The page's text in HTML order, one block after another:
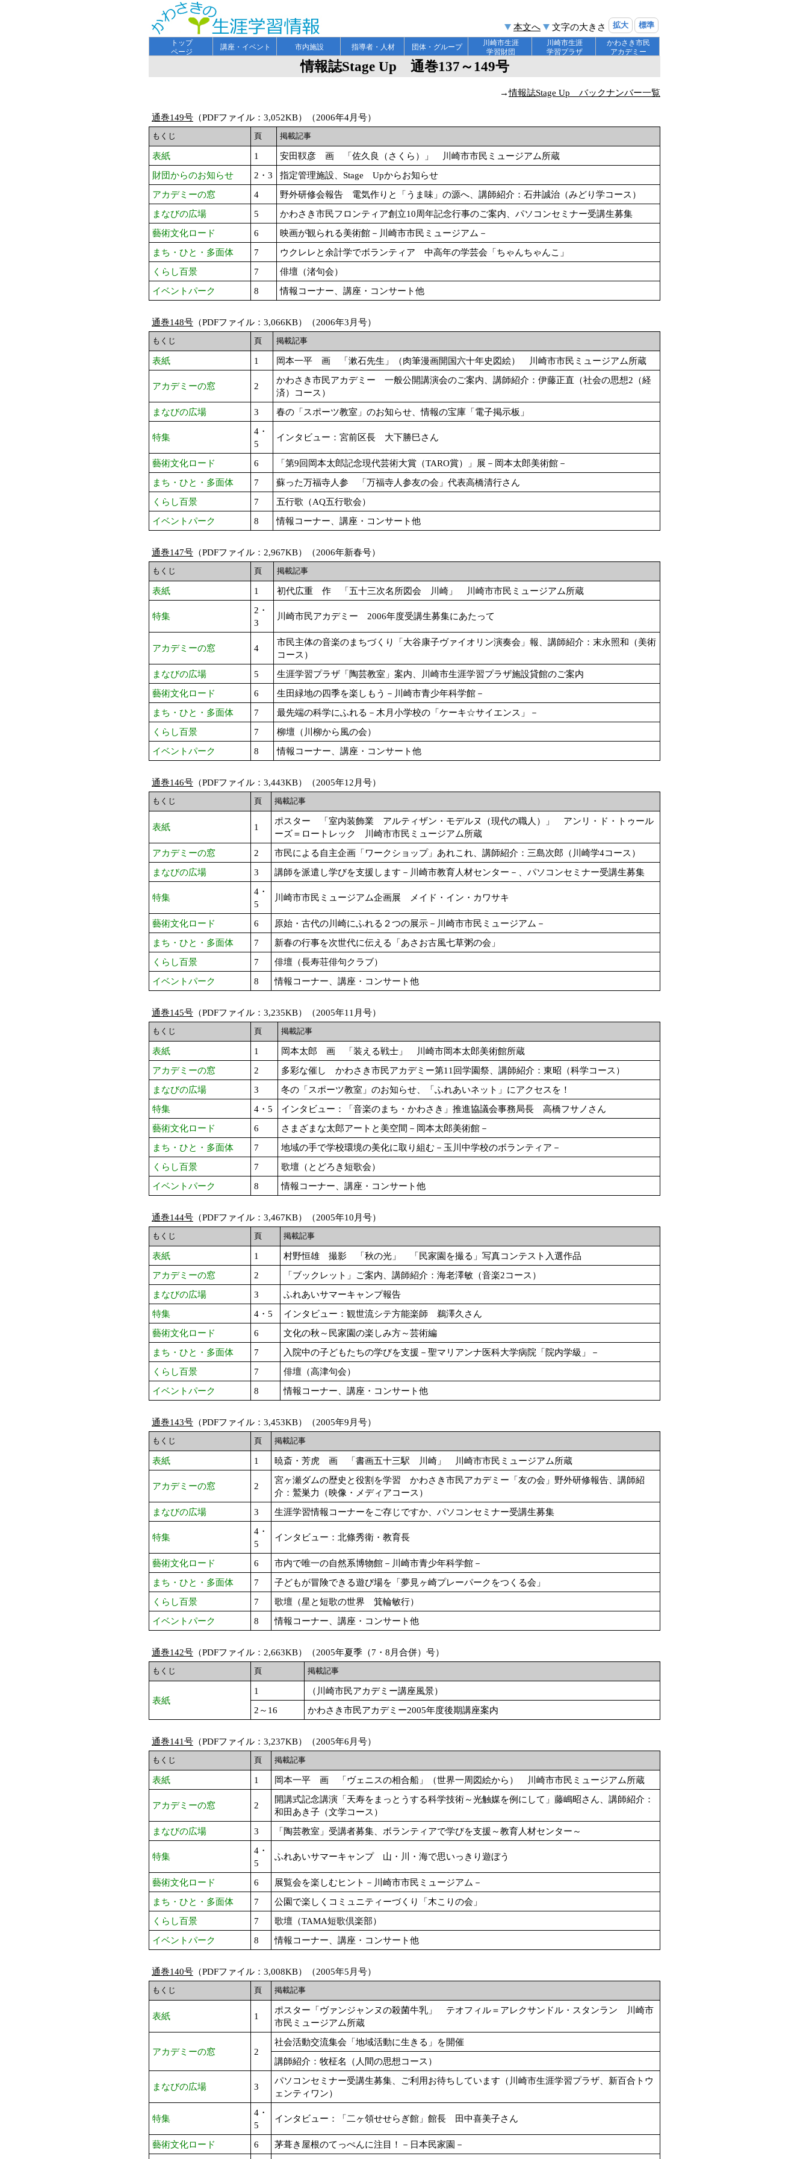
本文へ 文字の大きさ 拡大 標準
トップ
ページ
講座・イベント 市内施設 指導者・人材 団体・グループ
川崎市生涯
学習財団
川崎市生涯
学習プラザ
かわさき市民
アカデミー
情報誌Stage Up 通巻137～149号
→情報誌Stage Up バックナンバー一覧
通巻149号 （PDFファイル：3,052KB）（2006年4月号）
もくじ 頁 掲載記事
表紙 1
安田靫彦 画 「佐久良（さくら）」 川崎市市民ミュージアム所蔵
財団からのお知らせ
2・3
指定管理施設、Stage Upからお知らせ
アカデミーの窓
4
野外研修会報告 電気作りと「うま味」の源へ、講師紹介：石井誠治（みどり学コース）
まなびの広場
5
かわさき市民フロンティア創立10周年記念行事のご案内、パソコンセミナー受講生募集
藝術文化ロード
6
映画が観られる美術館－川崎市市民ミュージアム－
まち・ひと・多面体
7
ウクレレと余計学でボランティア 中高年の学芸会「ちゃんちゃんこ」
くらし百景
7
俳壇（渚句会）
イベントパーク
8 情報コーナー、講座・コンサート他
通巻148号 （PDFファイル：3,066KB）（2006年3月号）
もくじ 頁 掲載記事
表紙 1 岡本一平 画 「漱石先生」（肉筆漫画開国六十年史図絵） 川崎市市民ミュージアム所蔵
アカデミーの窓 2
かわさき市民アカデミー 一般公開講演会のご案内、講師紹介：伊藤正直（社会の思想2（経
済）コース）
まなびの広場
3 春の「スポーツ教室」のお知らせ、情報の宝庫「電子掲示板」
特集
4・
5
インタビュー：宮前区長 大下勝巳さん
藝術文化ロード 6
「第9回岡本太郎記念現代芸術大賞（TARO賞）」展－岡本太郎美術館－
まち・ひと・多面体
7
蘇った万福寺人参 「万福寺人参友の会」代表高橋清行さん
くらし百景
7
五行歌（AQ五行歌会）
イベントパーク
8 情報コーナー、講座・コンサート他
通巻147号 （PDFファイル：2,967KB）（2006年新春号）
もくじ 頁 掲載記事
表紙 1 初代広重 作 「五十三次名所図会 川崎」 川崎市市民ミュージアム所蔵
特集
2・
3
川崎市民アカデミー 2006年度受講生募集にあたって
アカデミーの窓 4
市民主体の音楽のまちづくり「大谷康子ヴァイオリン演奏会」報、講師紹介：末永照和（美術
コース）
まなびの広場
5
生涯学習プラザ「陶芸教室」案内、川崎市生涯学習プラザ施設貸館のご案内
藝術文化ロード
6
生田緑地の四季を楽しもう－川崎市青少年科学館－
まち・ひと・多面体
7
最先端の科学にふれる－木月小学校の「ケーキ☆サイエンス」－
くらし百景
7
柳壇（川柳から風の会）
イベントパーク
8 情報コーナー、講座・コンサート他
通巻146号 （PDFファイル：3,443KB）（2005年12月号）
もくじ 頁 掲載記事
表紙 1
ポスター 「室内装飾業 アルティザン・モデルヌ（現代の職人）」 アンリ・ド・トゥール
ーズ＝ロートレック 川崎市市民ミュージアム所蔵
アカデミーの窓
2
市民による自主企画「ワークショップ」あれこれ、講師紹介：三島次郎（川崎学4コース）
まなびの広場
3 講師を派遣し学びを支援します－川崎市教育人材センター－、パソコンセミナー受講生募集
特集
4・
5
川崎市市民ミュージアム企画展 メイド・イン・カワサキ
藝術文化ロード 6
原始・古代の川崎にふれる２つの展示－川崎市市民ミュージアム－
まち・ひと・多面体
7
新春の行事を次世代に伝える「あさお古風七草粥の会」
くらし百景
7
俳壇（長寿荘俳句クラブ）
イベントパーク
8 情報コーナー、講座・コンサート他
通巻145号 （PDFファイル：3,235KB）（2005年11月号）
もくじ 頁 掲載記事
表紙 1
岡本太郎 画 「装える戦士」 川崎市岡本太郎美術館所蔵
アカデミーの窓
2
多彩な催し かわさき市民アカデミー第11回学園祭、講師紹介：東昭（科学コース）
まなびの広場
3
冬の「スポーツ教室」のお知らせ、「ふれあいネット」にアクセスを！
特集
4・5
インタビュー：「音楽のまち・かわさき」推進協議会事務局長 高橋フサノさん
藝術文化ロード
6
さまざまな太郎アートと美空間－岡本太郎美術館－
まち・ひと・多面体
7
地域の手で学校環境の美化に取り組む－玉川中学校のボランティア－
くらし百景
7
歌壇（とどろき短歌会）
イベントパーク
8 情報コーナー、講座・コンサート他
通巻144号 （PDFファイル：3,467KB）（2005年10月号）
もくじ 頁 掲載記事
表紙 1
村野恒雄 撮影 「秋の光」 「民家園を撮る」写真コンテスト入選作品
アカデミーの窓
2
「ブックレット」ご案内、講師紹介：海老澤敏（音楽2コース）
まなびの広場
3
ふれあいサマーキャンプ報告
特集
4・5
インタビュー：観世流シテ方能楽師 鵜澤久さん
藝術文化ロード
6
文化の秋～民家園の楽しみ方～芸術編
まち・ひと・多面体
7
入院中の子どもたちの学びを支援－聖マリアンナ医科大学病院「院内学級」－
くらし百景
7
俳壇（高津句会）
イベントパーク
8 情報コーナー、講座・コンサート他
通巻143号 （PDFファイル：3,453KB）（2005年9月号）
もくじ 頁 掲載記事
表紙 1 暁斎・芳虎 画 「書画五十三駅 川崎」 川崎市市民ミュージアム所蔵
アカデミーの窓 2
宮ヶ瀬ダムの歴史と役割を学習 かわさき市民アカデミー「友の会」野外研修報告、講師紹
介：鷲巣力（映像・メディアコース）
まなびの広場
3 生涯学習情報コーナーをご存じですか、パソコンセミナー受講生募集
特集
4・
5
インタビュー：北條秀衛・教育長
藝術文化ロード 6
市内で唯一の自然系博物館－川崎市青少年科学館－
まち・ひと・多面体
7
子どもが冒険できる遊び場を「夢見ヶ崎プレーパークをつくる会」
くらし百景
7
歌壇（星と短歌の世界 箕輪敏行）
イベントパーク
8 情報コーナー、講座・コンサート他
通巻142号 （PDFファイル：2,663KB）（2005年夏季（7・8月合併）号）
もくじ 頁 掲載記事
表紙
1
（川崎市民アカデミー講座風景）
2～16
かわさき市民アカデミー2005年度後期講座案内
通巻141号 （PDFファイル：3,237KB）（2005年6月号）
もくじ 頁 掲載記事
表紙 1 岡本一平 画 「ヴェニスの相合船」（世界一周図絵から） 川崎市市民ミュージアム所蔵
アカデミーの窓 2
開講式記念講演「天寿をまっとうする科学技術～光触媒を例にして」藤嶋昭さん、講師紹介：
和田あき子（文学コース）
まなびの広場
3 「陶芸教室」受講者募集、ボランティアで学びを支援～教育人材センター～
特集
4・
5
ふれあいサマーキャンプ 山・川・海で思いっきり遊ぼう
藝術文化ロード 6
展覧会を楽しむヒント－川崎市市民ミュージアム－
まち・ひと・多面体
7
公園で楽しくコミュニティーづくり「木こりの会」
くらし百景
7
歌壇（TAMA短歌倶楽部）
イベントパーク
8 情報コーナー、講座・コンサート他
通巻140号 （PDFファイル：3,008KB）（2005年5月号）
もくじ 頁 掲載記事
表紙 1
ポスター「ヴァンジャンヌの殺菌牛乳」 テオフィル＝アレクサンドル・スタンラン 川崎市
市民ミュージアム所蔵
アカデミーの窓 2
社会活動交流集会「地域活動に生きる」を開催
講師紹介：牧柾名（人間の思想コース）
まなびの広場 3
パソコンセミナー受講生募集、ご利用お待ちしています（川崎市生涯学習プラザ、新百合トウ
ェンティワン）
特集
4・
5
インタビュー：「二ヶ領せせらぎ館」館長 田中喜美子さん
藝術文化ロード 6
茅葺き屋根のてっぺんに注目！－日本民家園－